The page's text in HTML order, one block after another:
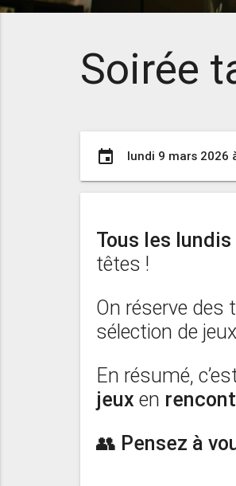
Soirée
event lundi 9 mars 2026
Tous les lundis
têtes !
On réserve
sélection de
En résumé,
jeux en
👥 Pensez à